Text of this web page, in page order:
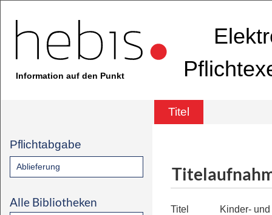
Information auf den Punkt
Titel
Pflichtabgabe
Ablieferung
Alle Bibliotheken
Titel
Kinder-